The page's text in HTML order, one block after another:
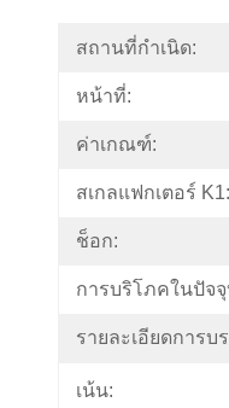
สถานที่กำเนิด:
หน้าที่:
ค่าเกณฑ์:
สเกลแฟกเตอร์ K1:
ช็อก:
การบริโภคในปัจ
รายละเอียดการบ
เน้น: